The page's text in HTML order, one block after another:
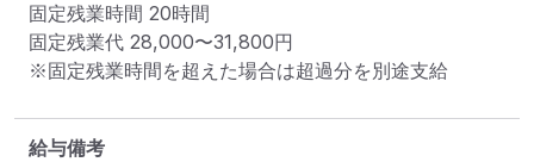
固定残業時間 20時間
固定残業代 28,000〜31,800円
※固定残業時間を超えた場合は超過分を別途支給
給与備考